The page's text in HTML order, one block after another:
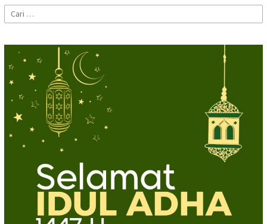
Cari
untuk: